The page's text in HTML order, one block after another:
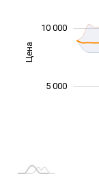
Цена
10 000
5 000